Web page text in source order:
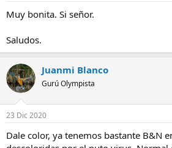
Muy bonita. Si señor.
Saludos.
Juanmi Blanco
Gurú Olympista
23 Dic 2020
Dale color, ya tenemos bastante B&N